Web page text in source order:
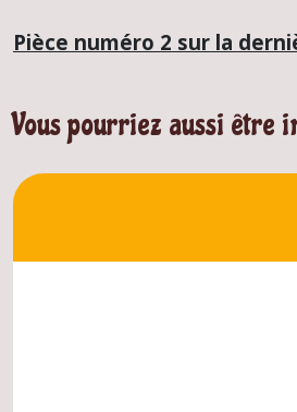
Pièce numéro 2 sur la
Vous pourriez aussi être